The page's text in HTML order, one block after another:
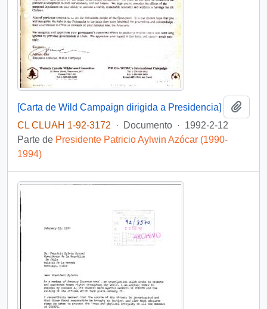
[Carta de Wild Campaign dirigida a Presidencia]
CL CLUAH 1-92-3172
· Documento · 1992-2-12
Parte de Presidente Patricio Aylwin Azócar (1990-
1994)